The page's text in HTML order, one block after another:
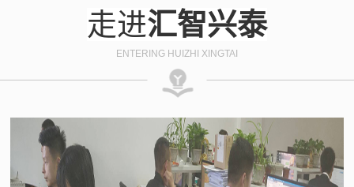
走进汇智兴泰
ENTERING HUIZHI XINGTAI